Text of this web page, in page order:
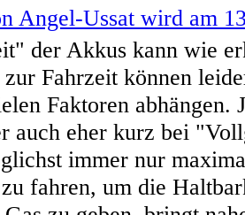
der Akkus kann wie
Fahrzeit können
Faktoren abhängen.
auch eher kurz bei
immer nur
fahren, um die